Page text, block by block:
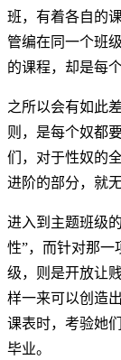
班，有着各自的
管编在同一个班
的课程，却是每
之所以会有如此
则，是每个奴都
们，对于性奴的
进阶的部分，就
进入到主题班级
性”，而针对那一
级，则是开放让
样一来可以创造
课表时，考验她
毕业。